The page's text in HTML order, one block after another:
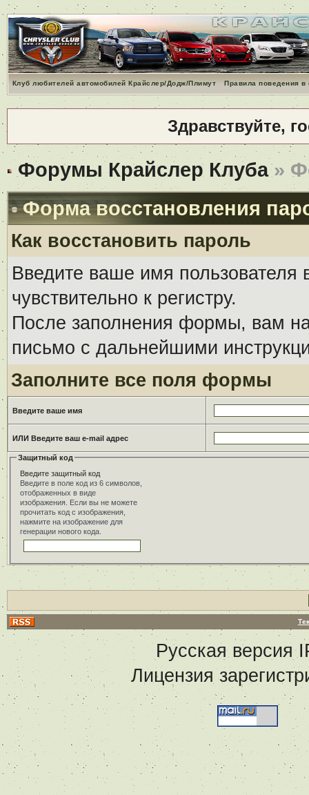
Клуб любителей автомобилей Крайслер/Додж/Плимут Правила поведения
Здравствуйте,
Форумы Крайслер Клуба»
Форма восстановления
Как восстановить пароль
Введите ваше имя
чувствительно к регистру.
После заполнения формы, вам на
письмо с дальнейшими
Заполните все поля формы
Введите ваше имя
ИЛИ Введите ваш e-mail адрес
Защитный код
Введите защитный код
Введите в поле код из 6 символов,
отображенных в виде
изображения. Если вы не можете
прочитать код с изображения,
нажмите на изображение для
генерации нового кода.
Русская версия
Лицензия